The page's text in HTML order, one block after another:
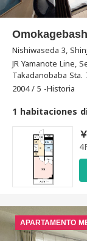
Nishiwaseda 3,
JR Yamanote Line,
Takadanobaba Sta.
2004 / 5 -Historia
1 habitaciones
APARTAMENTO